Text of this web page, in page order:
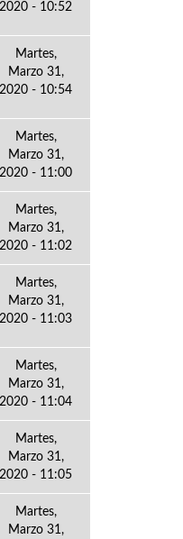
2020 - 10:52
Martes,
Marzo 31,
2020 - 10:54
Martes,
Marzo 31,
2020 - 11:00
Martes,
Marzo 31,
2020 - 11:02
Martes,
Marzo 31,
2020 - 11:03
Martes,
Marzo 31,
2020 - 11:04
Martes,
Marzo 31,
2020 - 11:05
Martes,
Marzo 31,